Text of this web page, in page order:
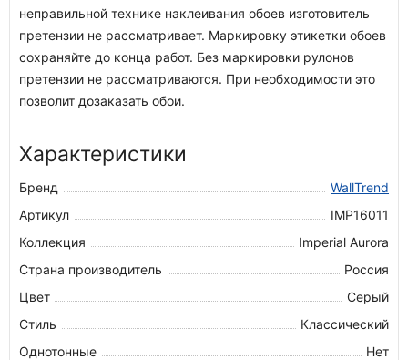
неправильной технике наклеивания обоев изготовитель
претензии не рассматривает. Маркировку этикетки обоев
сохраняйте до конца работ. Без маркировки рулонов
претензии не рассматриваются. При необходимости это
позволит дозаказать обои.
Характеристики
Бренд
WallTrend
Артикул
IMP16011
Коллекция
Imperial Aurora
Страна производитель
Россия
Цвет
Серый
Стиль
Классический
Однотонные
Нет